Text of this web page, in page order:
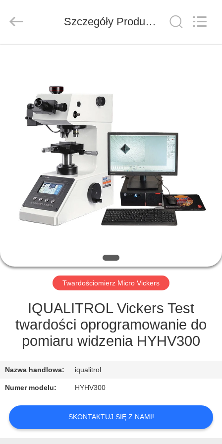
PRODUKTY
FILMY
WYCIECZKA
KONTROLA
JAKOŚCI
SITEMAP
PRIVACY
POLICY
Rights
Reserved.
Szczegóły Produktu
Twardościomierz Micro Vickers
IQUALITROL Vickers Test
twardości oprogramowanie do
pomiaru widzenia HYHV300
Nazwa handlowa: iqualitrol
Numer modelu: HYHV300
SKONTAKTUJ SIĘ Z NAMI!